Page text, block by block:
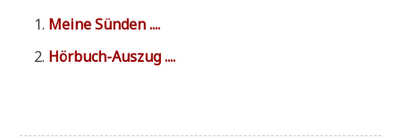
Mei­ne Sünden ....
Hör­buch-Aus­zug ....